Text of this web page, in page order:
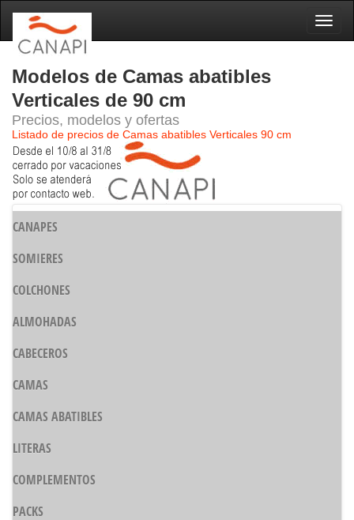
Modelos de Camas abatibles
Verticales de 90 cm
Precios, modelos y ofertas
Listado de precios de Camas abatibles Verticales 90 cm
CANAPES
SOMIERES
COLCHONES
ALMOHADAS
CABECEROS
CAMAS
CAMAS ABATIBLES
LITERAS
COMPLEMENTOS
PACKS